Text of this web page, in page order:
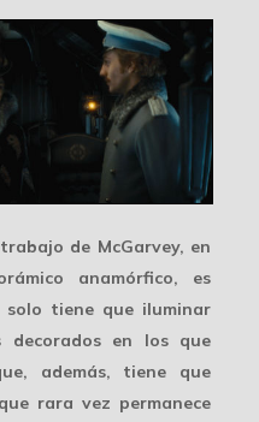
de McGarvey, en
anamórfico, es
tiene que iluminar
en los que
además, tiene que
rara vez permanece